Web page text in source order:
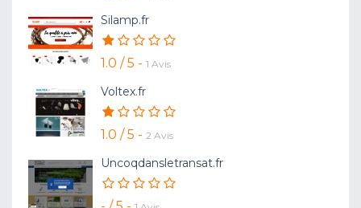
Silamp.fr
1.0 / 5 - 1 Avis
Voltex.fr
1.0 / 5 - 2 Avis
Uncoqdansletransat.fr